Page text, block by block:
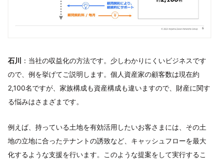
石川
：当社の収益化の方法です。少しわかりにくいビジネスです
ので、例を挙げてご説明します。個人資産家の顧客数は現在約
2,100名ですが、家族構成も資産構成も違いますので、財産に関す
る悩みはさまざまです。
例えば、持っている土地を有効活用したいお客さまには、その土
地の立地に合ったテナントの誘致など、キャッシュフローを最大
化するような支援を行います。このような提案をして実行するこ